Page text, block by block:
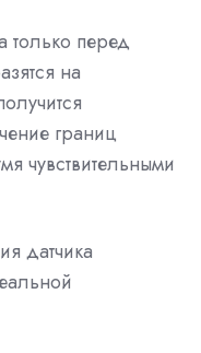
только перед
на
границ
чувствительными
датчика